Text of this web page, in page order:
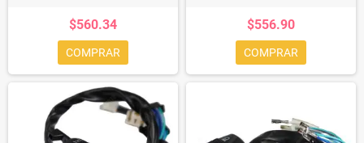
$560.34
COMPRAR
$556.90
COMPRAR